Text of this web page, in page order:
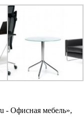
- Офисная мебель»,